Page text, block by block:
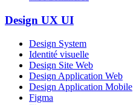
Design UX UI
Design System
Identité visuelle
Design Site Web
Design Application Web
Design Application Mobile
Figma